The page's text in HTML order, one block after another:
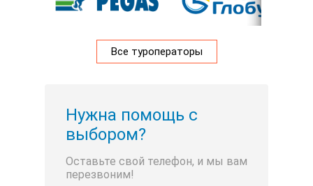
Все туроператоры
Нужна помощь с
выбором?
Оставьте свой телефон, и мы вам
перезвоним!